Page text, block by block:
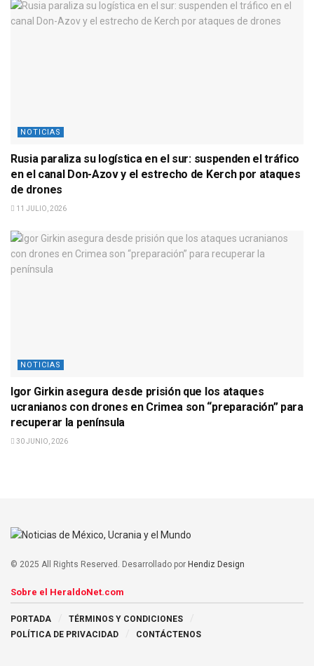
NOTICIAS
Rusia paraliza su logística en el sur: suspenden el tráfico
en el canal Don-Azov y el estrecho de Kerch por ataques
de drones
11 JULIO, 2026
NOTICIAS
Igor Girkin asegura desde prisión que los ataques
ucranianos con drones en Crimea son “preparación” para
recuperar la península
30 JUNIO, 2026
© 2025 All Rights Reserved. Desarrollado por Hendiz Design
Sobre el HeraldoNet.com
PORTADA
TÉRMINOS Y CONDICIONES
POLÍTICA DE PRIVACIDAD
CONTÁCTENOS